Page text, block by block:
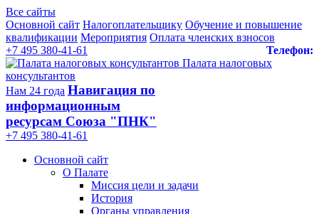
Все сайты
Основной сайт Налогоплательщику Обучение и повышение
квалификации Мероприятия Оплата членских взносов
Телефон:
+7 495 380-41-61
Палата налоговых
консультантов
Нам 24 года Навигация по
информационным
ресурсам Союза "ПНК"
+7 495 380‑41‑61
Основной сайт
О Палате
Миссия цели и задачи
История
Органы управления